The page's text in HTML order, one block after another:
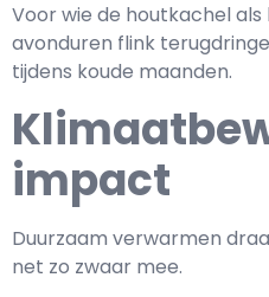
Voor wie de houtkachel
avonduren flink
tijdens koude maanden.
impact
Duurzaam verwarmen
net zo zwaar mee.